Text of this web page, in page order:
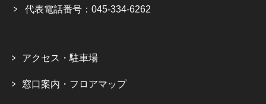
代表電話番号：045-334-6262
アクセス・駐車場
窓口案内・フロアマップ